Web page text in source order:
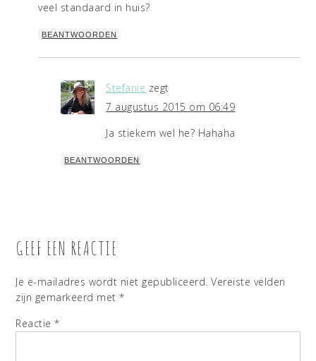
veel standaard in huis?
BEANTWOORDEN
Stefanie zegt
7 augustus 2015 om 06:49
Ja stiekem wel he? Hahaha
BEANTWOORDEN
GEEF EEN REACTIE
Je e-mailadres wordt niet gepubliceerd. Vereiste velden
zijn gemarkeerd met*
Reactie*